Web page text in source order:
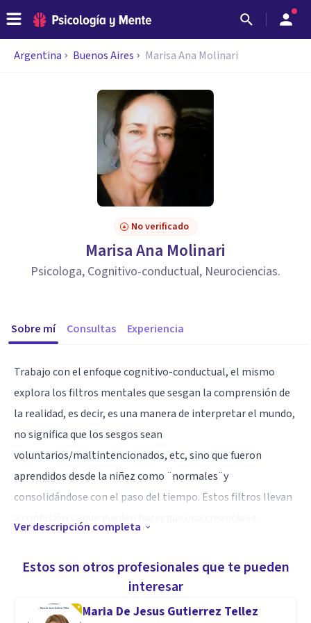
Argentina Buenos Aires Marisa Ana Molinari
No verificado
Marisa Ana Molinari
Psicologa, Cognitivo-conductual, Neurociencias.
Sobre mí Consultas Experiencia
Trabajo con el enfoque cognitivo-conductual, el mismo
explora los filtros mentales que sesgan la comprensión de
la realidad, es decir, es una manera de interpretar el mundo,
no significa que los sesgos sean
voluntarios/maltintencionados, etc, sino que fueron
aprendidos desde la niñez como ¨normales¨y
consolidándose con el paso del tiempo. Estos filtros llevan
en los estilos de comunicación para evitar situaciones de
conflicto, aprendiendo la comunicación asertiva se puede
transmitir sin calificar o pseudointerpretar intenciones
Ver descripción completa
Estos son otros profesionales que te pueden
interesar
Maria De Jesus Gutierrez Tellez